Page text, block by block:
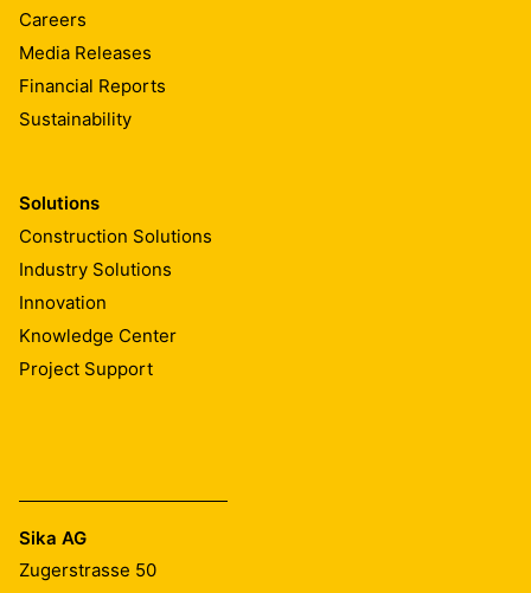
Careers
Media Releases
Financial Reports
Sustainability
Solutions
Construction Solutions
Industry Solutions
Innovation
Knowledge Center
Project Support
Sika AG
Zugerstrasse 50